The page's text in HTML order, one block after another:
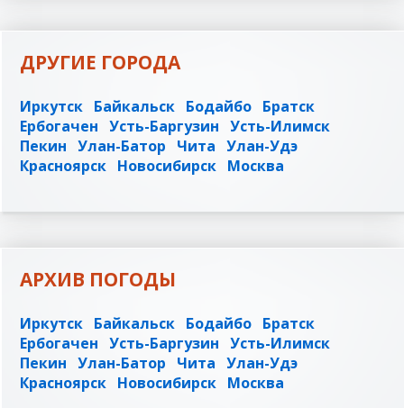
ДРУГИЕ ГОРОДА
Иркутск Байкальск Бодайбо Братск
Ербогачен Усть-Баргузин Усть-Илимск
Пекин Улан-Батор Чита Улан-Удэ
Красноярск Новосибирск Москва
АРХИВ ПОГОДЫ
Иркутск Байкальск Бодайбо Братск
Ербогачен Усть-Баргузин Усть-Илимск
Пекин Улан-Батор Чита Улан-Удэ
Красноярск Новосибирск Москва